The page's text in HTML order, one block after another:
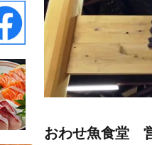
おわせ魚食堂